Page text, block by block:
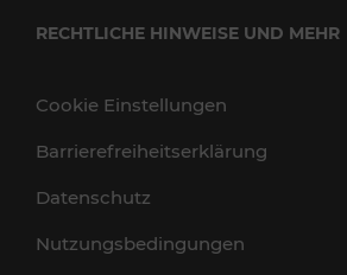
RECHTLICHE HINWEISE UND MEHR
Cookie Einstellungen
Barrierefreiheitserklärung
Datenschutz
Nutzungsbedingungen